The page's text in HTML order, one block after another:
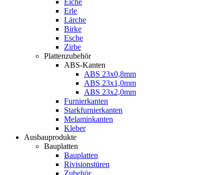
Eiche
Erle
Lärche
Birke
Esche
Zirbe
Plattenzubehör
ABS-Kanten
ABS 23x0,8mm
ABS 23x1,0mm
ABS 23x2,0mm
Furnierkanten
Starkfurnierkanten
Melaminkanten
Kleber
Ausbauprodukte
Bauplatten
Bauplatten
Rivisionstüren
Zubehör